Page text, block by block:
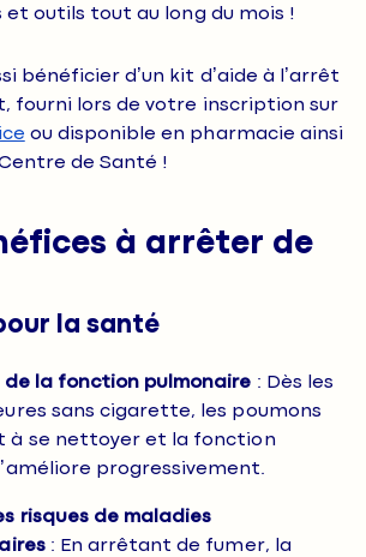
et outils tout au long du mois !
bénéficier d’un kit d’aide à l’arrêt
fourni lors de votre inscription sur
ou disponible en pharmacie ainsi
de Santé !
à arrêter de
la santé
la fonction pulmonaire : Dès les
sans cigarette, les poumons
à se nettoyer et la fonction
progressivement.
risques de maladies
: En arrêtant de fumer, la